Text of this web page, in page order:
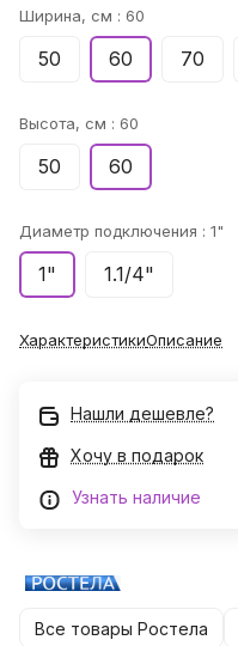
Ширина, см : 60
50 60 70
Высота, см : 60
50 60
Диаметр подключения : 1"
1" 1.1/4"
ХарактеристикиОписание
Нашли дешевле?
Хочу в подарок
Узнать наличие
Все товары Ростела